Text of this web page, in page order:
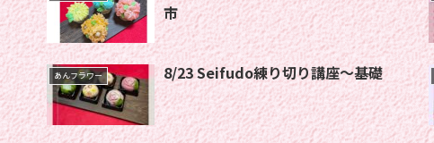
市
あんフラワー 8/23 Seifudo練り切り講座〜基礎